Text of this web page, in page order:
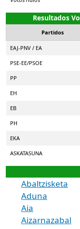
Resultados
Partidos
EAJ-PNV / EA
PSE-EE/PSOE
PP
EH
EB
PH
EKA
ASKATASUNA
Abaltzisketa
Aduna
Aia
Aizarnazabal